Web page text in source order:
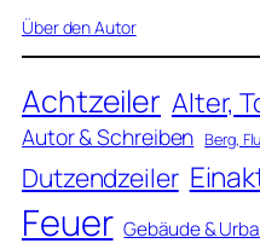
Über den Autor
Achtzeiler Alter,
Autor & Schreiben Berg,
Dutzendzeiler
Feuer Gebäude &